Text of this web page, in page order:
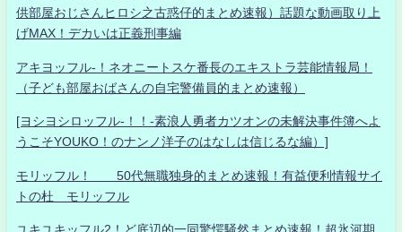
供部屋おじさんヒロシ之古惑仔的まとめ速報）話題な動画取り上
げMAX！デカいは正義刑事編
アキヨッフル-！ネオニートスケ番長のエキストラ芸能情報局！
（子ども部屋おばさんの自宅警備員的まとめ速報）
[ヨシヨシロッフル-！！-素浪人勇者カツオンの未解決事件簿へよ
うこそYOUKO！のナンノ洋子のはなしは信じるな編）]
モリッフル！ 50代無職独身的まとめ速報！有益便利情報サイ
トの杜 モリッフル
ユキユキッフル2！ど底辺的一同驚愕騒然まとめ速報！超氷河期